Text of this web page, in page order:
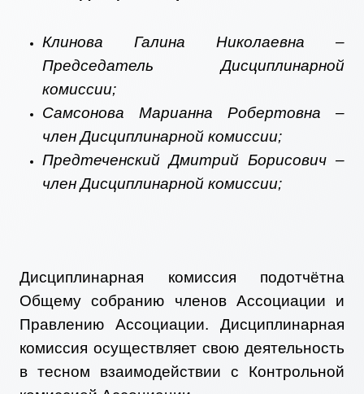
Клинова Галина Николаевна –
Председатель Дисциплинарной
комиссии;
Самсонова Марианна Робертовна –
член Дисциплинарной комиссии;
Предтеченский Дмитрий Борисович –
член Дисциплинарной комиссии;
Дисциплинарная комиссия подотчётна
Общему собранию членов Ассоциации и
Правлению Ассоциации. Дисциплинарная
комиссия осуществляет свою деятельность
в тесном взаимодействии с Контрольной